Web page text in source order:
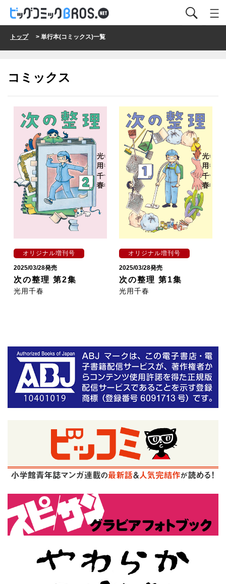
トップ> 単行本(コミックス)一覧
コミックス
オリジナル増刊号
2025/03/28発売
次の整理 第2集
光用千春
オリジナル増刊号
2025/03/28発売
次の整理 第1集
光用千春